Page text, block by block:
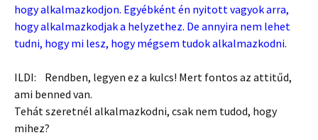
hogy alkalmazkodjon. Egyébként én nyitott vagyok arra,
hogy alkalmazkodjak a helyzethez. De annyira nem lehet
tudni, hogy mi lesz, hogy mégsem tudok alkalmazkodni.
ILDI: Rendben, legyen ez a kulcs! Mert fontos az attitűd,
ami benned van.
Tehát szeretnél alkalmazkodni, csak nem tudod, hogy
mihez?